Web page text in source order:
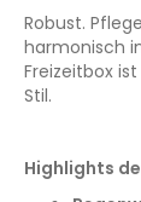
Robust.
harmonisch
Freizeitbox
Stil.
Highlights